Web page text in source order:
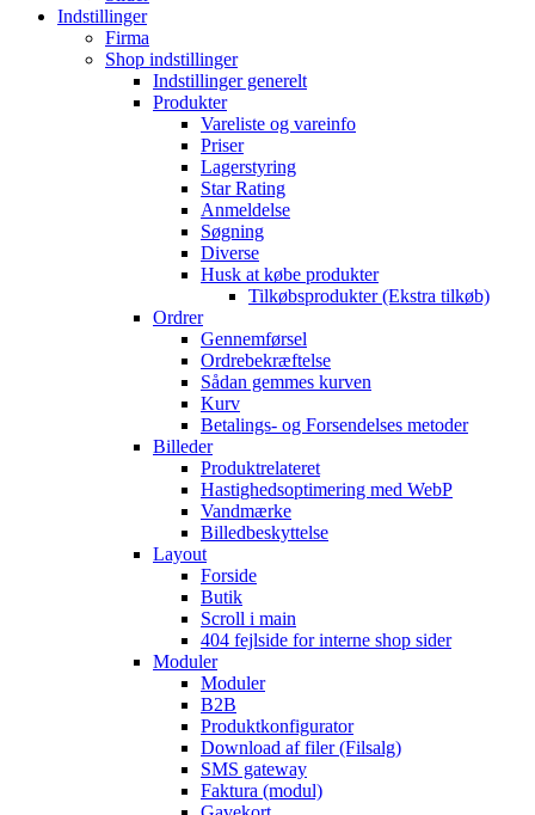
Indstillinger
Firma
Shop indstillinger
Indstillinger generelt
Produkter
Vareliste og vareinfo
Priser
Lagerstyring
Star Rating
Anmeldelse
Søgning
Diverse
Husk at købe produkter
Tilkøbsprodukter (Ekstra tilkøb)
Ordrer
Gennemførsel
Ordrebekræftelse
Sådan gemmes kurven
Kurv
Betalings- og Forsendelses metoder
Billeder
Produktrelateret
Hastighedsoptimering med WebP
Vandmærke
Billedbeskyttelse
Layout
Forside
Butik
Scroll i main
404 fejlside for interne shop sider
Moduler
Moduler
B2B
Produktkonfigurator
Download af filer (Filsalg)
SMS gateway
Faktura (modul)